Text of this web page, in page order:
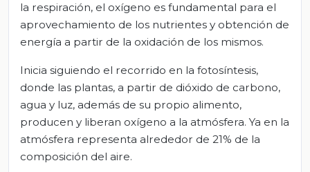
la respiración, el oxígeno es fundamental para el
aprovechamiento de los nutrientes y obtención de
energía a partir de la oxidación de los mismos.
Inicia siguiendo el recorrido en la fotosíntesis,
donde las plantas, a partir de dióxido de carbono,
agua y luz, además de su propio alimento,
producen y liberan oxígeno a la atmósfera. Ya en la
atmósfera representa alrededor de 21% de la
composición del aire.